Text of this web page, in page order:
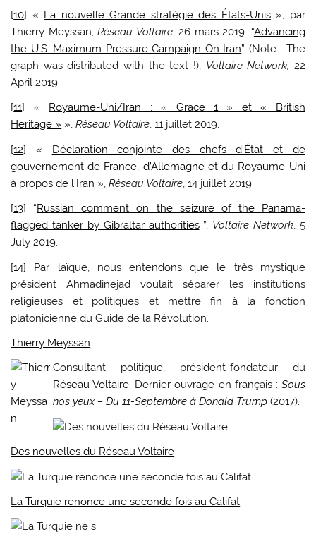
[10] « La nouvelle Grande stratégie des États-Unis», par
Thierry Meyssan,Réseau Voltaire, 26 mars 2019. “Advancing
the U.S. Maximum Pressure Campaign On Iran” (Note : The
graph was distributed with the text !), Voltaire Network, 22
April 2019.
[11] «
Royaume-Uni/Iran : « Grace 1 » et « British
Heritage » »,Réseau Voltaire, 11 juillet 2019.
[12] « Déclaration conjointe des chefs d’État et de
gouvernement de France, d’Allemagne et du Royaume-Uni
à propos de l’Iran »,Réseau Voltaire, 14 juillet 2019.
[13] “Russian comment on the seizure of the Panama-
flagged tanker by Gibraltar authorities”, Voltaire Network, 5
July 2019.
[14] Par laïque, nous entendons que le très mystique
président Ahmadinejad voulait séparer les institutions
religieuses et politiques et mettre fin à la fonction
platonicienne du Guide de la Révolution.
Thierry Meyssan
Consultant politique, président-fondateur du
Réseau Voltaire. Dernier ouvrage en français : Sous
nos yeux – Du 11-Septembre à Donald Trump (2017).
Des nouvelles du Réseau Voltaire
La Turquie renonce une seconde fois au Califat